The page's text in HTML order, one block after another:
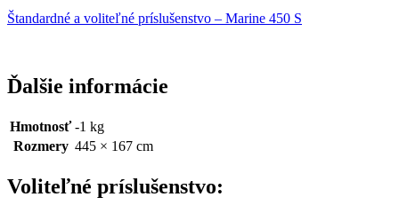
Štandardné a voliteľné príslušenstvo – Marine 450 S
Ďalšie informácie
Hmotnosť -1 kg
Rozmery 445 × 167 cm